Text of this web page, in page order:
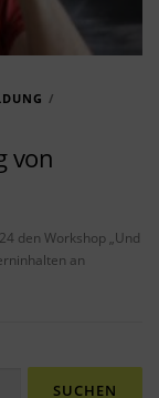
/
von
den Workshop „Und
an